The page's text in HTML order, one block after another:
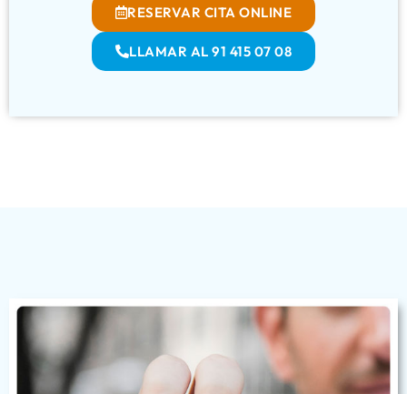
RESERVAR CITA ONLINE
LLAMAR AL 91 415 07 08